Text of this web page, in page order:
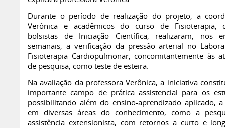
Durante o período de realização do projeto, a
Verônica e acadêmicos do curso de Fisioterapia,
bolsistas de Iniciação Científica, realizaram, nos
semanais, a verificação da pressão arterial no
Fisioterapia Cardiopulmonar, concomitantemente às
de pesquisa, como teste de esteira.
Na avaliação da professora Verônica, a iniciativa
importante campo de prática assistencial para os
possibilitando além do ensino-aprendizado aplicado, a
em diversas áreas do conhecimento, como a
assistência extensionista, com retornos a curto e